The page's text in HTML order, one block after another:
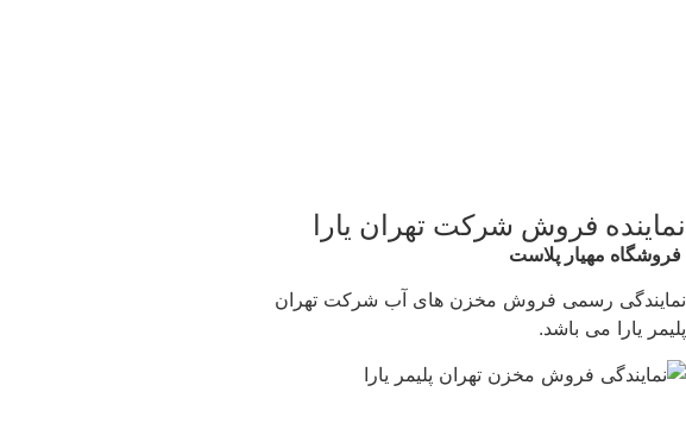
نماینده فروش شرکت تهران یارا
فروشگاه مهیار پلاست
نمایندگی رسمی فروش مخزن های آب شرکت تهران
پلیمر یارا می باشد.